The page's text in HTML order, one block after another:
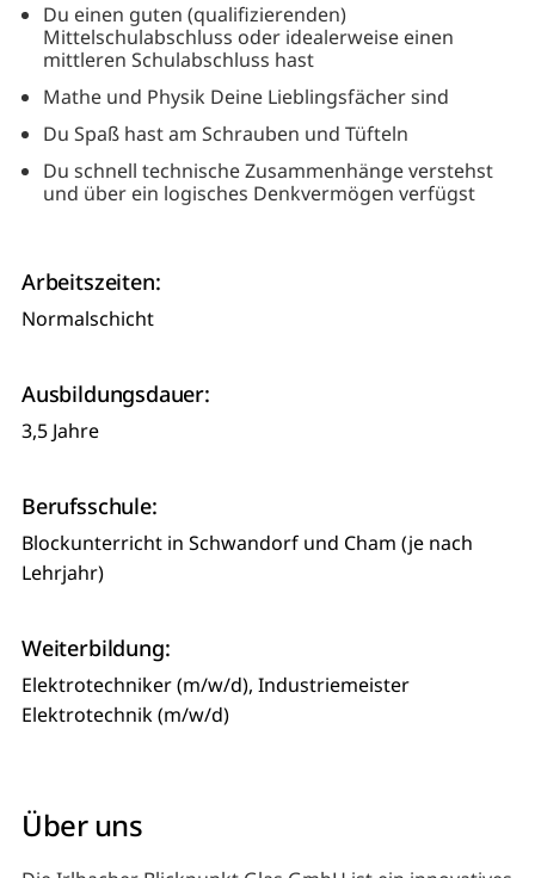
Du einen guten (qualifizierenden)
Mittelschulabschluss oder idealerweise einen
mittleren Schulabschluss hast
Mathe und Physik Deine Lieblingsfächer sind
Du Spaß hast am Schrauben und Tüfteln
Du schnell technische Zusammenhänge verstehst
und über ein logisches Denkvermögen verfügst
Arbeitszeiten:
Normalschicht
Ausbildungsdauer:
3,5 Jahre
Berufsschule:
Blockunterricht in Schwandorf und Cham (je nach
Lehrjahr)
Weiterbildung:
Elektrotechniker (m/w/d), Industriemeister
Elektrotechnik (m/w/d)
Über uns